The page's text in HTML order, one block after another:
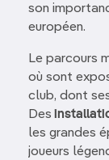
son
européen.
Le parcours
où sont
club, dont
Des
les grandes
joueurs